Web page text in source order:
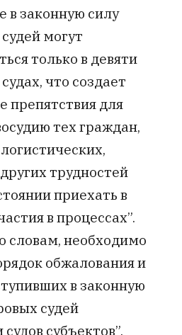
в законную силу
могут
только в девяти
что создает
препятствия для
тех граждан,
трудностей
приехать в
в процессах”.
словам, необходимо
обжалования и
в законную
судей
субъектов”.